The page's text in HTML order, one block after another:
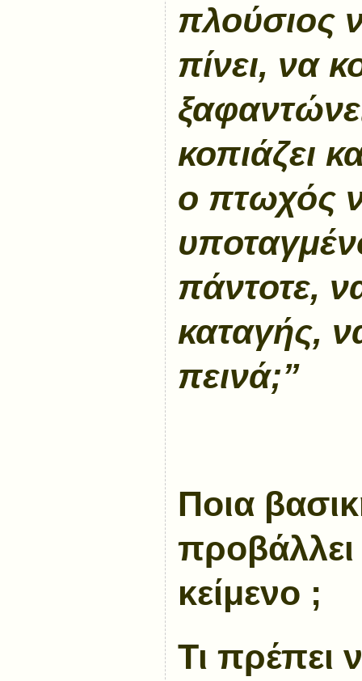
πλούσιος
πίνει, να
κοπιάζει
ο πτωχός
πάντοτε,
καταγής,
πεινά;”
Ποια
προβάλλει
κείμενο ;
Τι πρέπει